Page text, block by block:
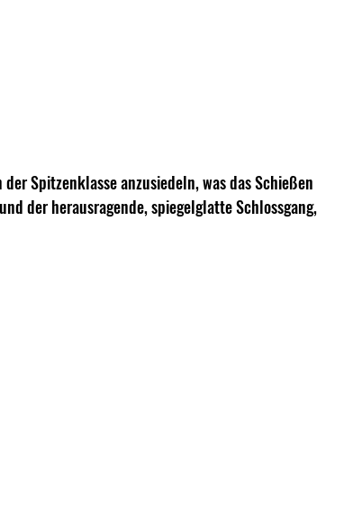
Spitzenklasse anzusiedeln, was das Schießen
der herausragende, spiegelglatte Schlossgang,